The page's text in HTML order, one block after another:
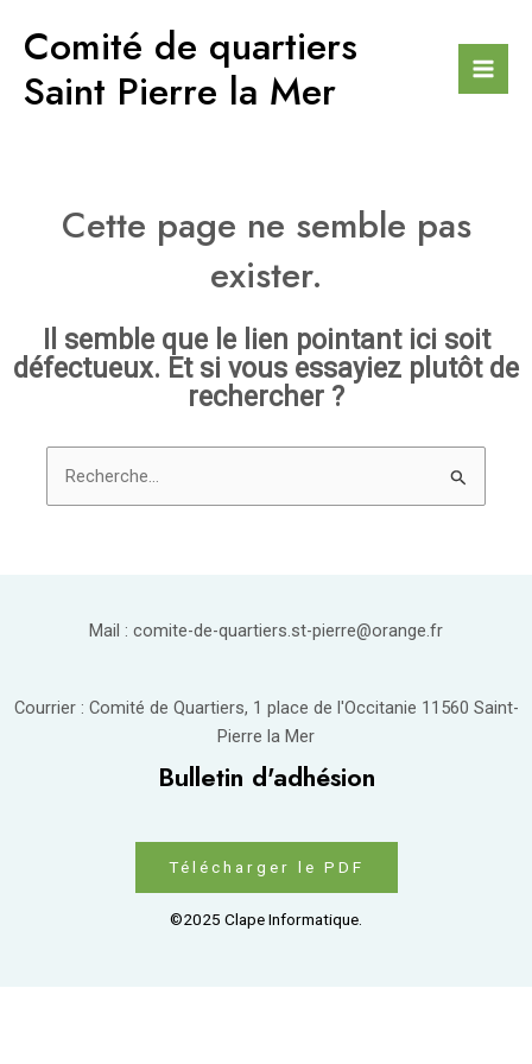
Comité de quartiers
Saint Pierre la Mer
Cette page ne semble pas
exister.
Il semble que le lien pointant ici soit
défectueux. Et si vous essayiez plutôt de
rechercher ?
Mail : comite-de-quartiers.st-pierre@orange.fr
Courrier : Comité de Quartiers, 1 place de l'Occitanie 11560 Saint-
Pierre la Mer
Bulletin d'adhésion
Télécharger le PDF
©2025 Clape Informatique.